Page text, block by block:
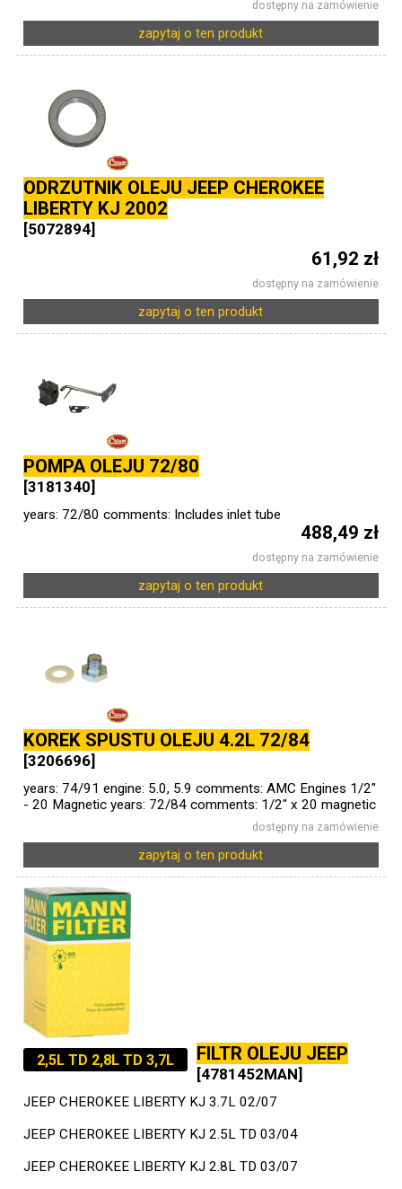
dostępny na zamówienie
zapytaj o ten produkt
ODRZUTNIK OLEJU JEEP CHEROKEE
LIBERTY KJ 2002
[5072894]
61,92 zł
dostępny na zamówienie
zapytaj o ten produkt
POMPA OLEJU 72/80
[3181340]
years: 72/80 comments: Includes inlet tube
488,49 zł
dostępny na zamówienie
zapytaj o ten produkt
KOREK SPUSTU OLEJU 4.2L 72/84
[3206696]
years: 74/91 engine: 5.0, 5.9 comments: AMC Engines 1/2"
- 20 Magnetic years: 72/84 comments: 1/2" x 20 magnetic
dostępny na zamówienie
zapytaj o ten produkt
FILTR OLEJU JEEP
2,5L TD 2,8L TD 3,7L
[4781452MAN]
JEEP CHEROKEE LIBERTY KJ 3.7L 02/07
JEEP CHEROKEE LIBERTY KJ 2.5L TD 03/04
JEEP CHEROKEE LIBERTY KJ 2.8L TD 03/07